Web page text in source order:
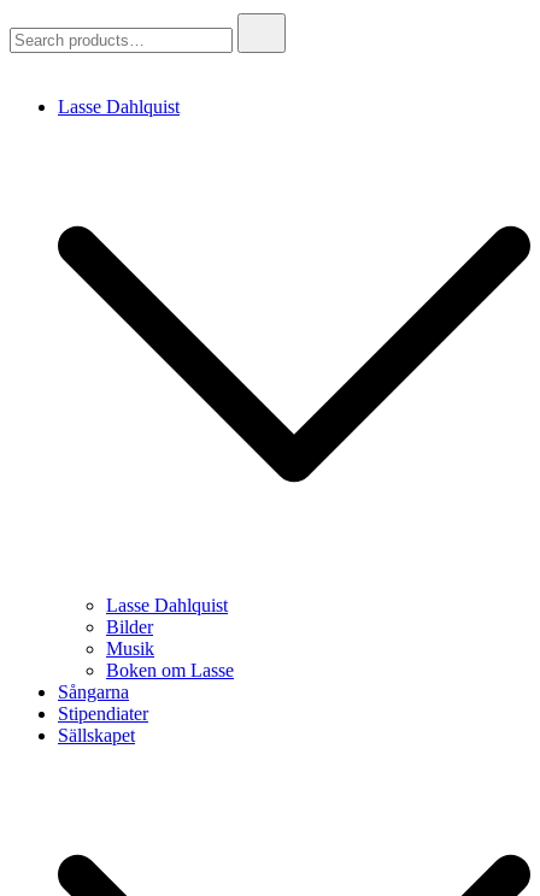
for:
Lasse Dahlquist
Lasse Dahlquist
Bilder
Musik
Boken om Lasse
Sångarna
Stipendiater
Sällskapet